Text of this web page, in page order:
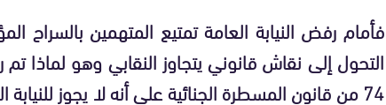
فأمام رفض النيابة العامة تمتيع المتهمين بالسراح
التحول إلى نقاش قانوني يتجاوز النقابي وهو
74 من قانون المسطرة الجنائية على أنه لا يجوز للنيابة العامة